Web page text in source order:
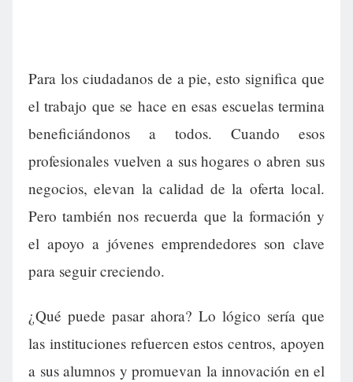
Para los ciudadanos de a pie, esto significa que
el trabajo que se hace en esas escuelas termina
beneficiándonos a todos. Cuando esos
profesionales vuelven a sus hogares o abren sus
negocios, elevan la calidad de la oferta local.
Pero también nos recuerda que la formación y
el apoyo a jóvenes emprendedores son clave
para seguir creciendo.
¿Qué puede pasar ahora? Lo lógico sería que
las instituciones refuercen estos centros, apoyen
a sus alumnos y promuevan la innovación en el